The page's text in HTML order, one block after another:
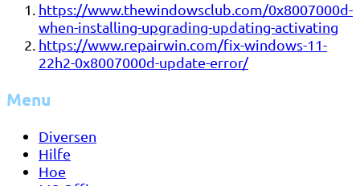
https://www.thewindowsclub.com/0x8007000d-
when-installing-upgrading-updating-activating
https://www.repairwin.com/fix-windows-11-
22h2-0x8007000d-update-error/
Menu
Diversen
Hilfe
Hoe